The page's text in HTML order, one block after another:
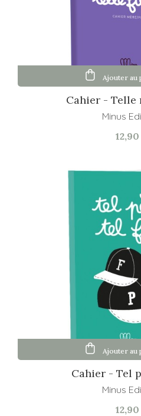
Cahier - Telle
Minus
Ajouter au
Cahier - Tel
Minus
Ajouter au